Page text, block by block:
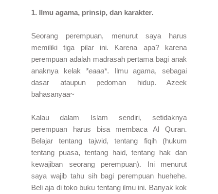
1. Ilmu agama, prinsip, dan karakter.
Seorang perempuan, menurut saya harus
memiliki tiga pilar ini. Karena apa? karena
perempuan adalah madrasah pertama bagi anak
anaknya kelak *eaaa*. Ilmu agama, sebagai
dasar ataupun pedoman hidup. Azeek
bahasanyaa~
Kalau dalam Islam sendiri, setidaknya
perempuan harus bisa membaca Al Quran.
Belajar tentang tajwid, tentang fiqih (hukum
tentang puasa, tentang haid, tentang hak dan
kewajiban seorang perempuan). Ini menurut
saya wajib tahu sih bagi perempuan huehehe.
Beli aja di toko buku tentang ilmu ini. Banyak kok